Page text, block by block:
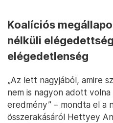
Koalíciós
nélküli
elégedetlenség
„Az lett nagyjából, amire
nem is nagyon adott volna
eredmény” – mondta el a
összerakásáról Hettyey